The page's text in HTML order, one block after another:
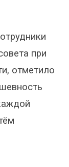
при
отметило